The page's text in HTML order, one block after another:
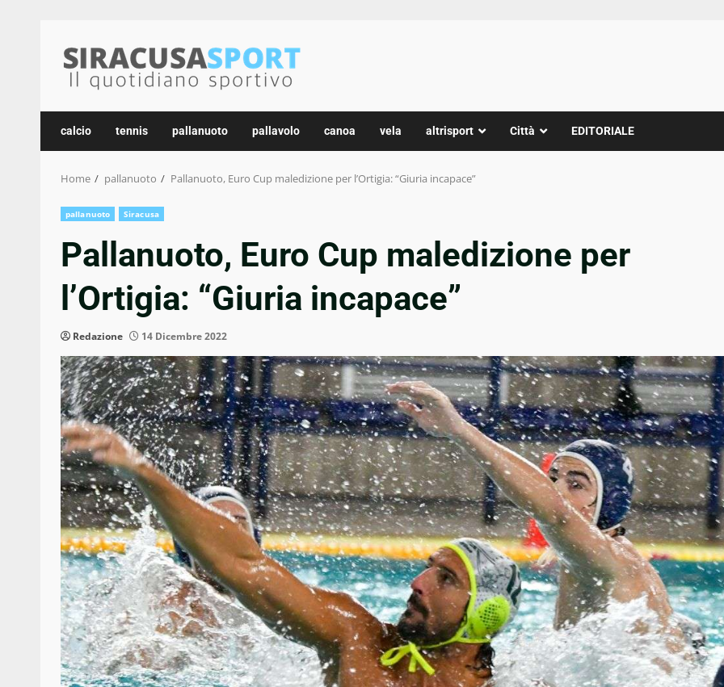
content
calcio tennis pallanuoto pallavolo canoa vela altrisport Città EDITORIALE
Home pallanuoto Pallanuoto, Euro Cup maledizione per l’Ortigia: “Giuria incapace”
pallanuoto Siracusa
Pallanuoto, Euro Cup maledizione per
l’Ortigia: “Giuria incapace”
Redazione 14 Dicembre 2022